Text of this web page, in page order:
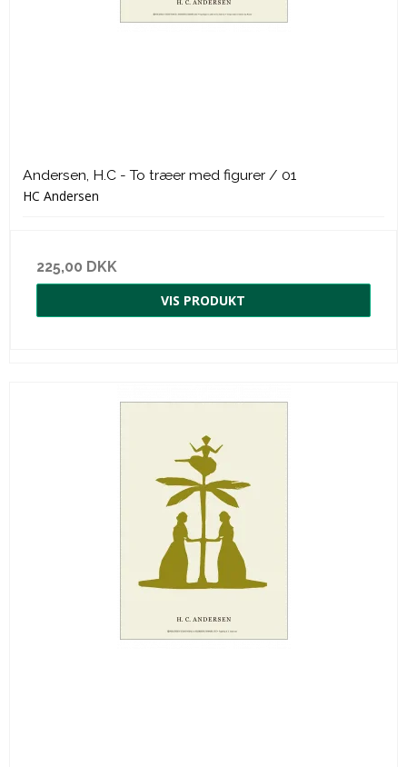
Andersen, H.C - To træer med figurer / 01
HC Andersen
225,00 DKK
VIS PRODUKT